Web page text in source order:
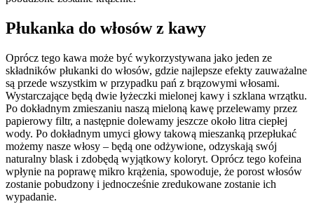
Płukanka do włosów z kawy
Oprócz tego kawa może być wykorzystywana jako jeden ze
składników płukanki do włosów, gdzie najlepsze efekty zauważalne
są przede wszystkim w przypadku pań z brązowymi włosami.
Wystarczające będą dwie łyżeczki mielonej kawy i szklana wrzątku.
Po dokładnym zmieszaniu naszą mieloną kawę przelewamy przez
papierowy filtr, a następnie dolewamy jeszcze około litra ciepłej
wody. Po dokładnym umyci głowy takową mieszanką przepłukać
możemy nasze włosy – będą one odżywione, odzyskają swój
naturalny blask i zdobędą wyjątkowy koloryt. Oprócz tego kofeina
wpłynie na poprawę mikro krążenia, spowoduje, że porost włosów
zostanie pobudzony i jednocześnie zredukowane zostanie ich
wypadanie.